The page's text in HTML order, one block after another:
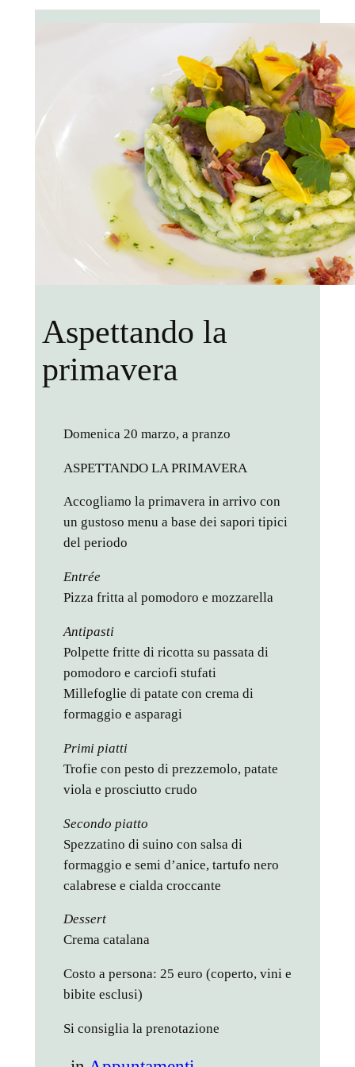
Aspettando la
primavera
Domenica 20 marzo, a pranzo
ASPETTANDO LA PRIMAVERA
Accogliamo la primavera in arrivo con
un gustoso menu a base dei sapori tipici
del periodo
Entrée
Pizza fritta al pomodoro e mozzarella
Antipasti
Polpette fritte di ricotta su passata di
pomodoro e carciofi stufati
Millefoglie di patate con crema di
formaggio e asparagi
Primi piatti
Trofie con pesto di prezzemolo, patate
viola e prosciutto crudo
Secondo piatto
Spezzatino di suino con salsa di
formaggio e semi d’anice, tartufo nero
calabrese e cialda croccante
Dessert
Crema catalana
Costo a persona: 25 euro (coperto, vini e
bibite esclusi)
Si consiglia la prenotazione